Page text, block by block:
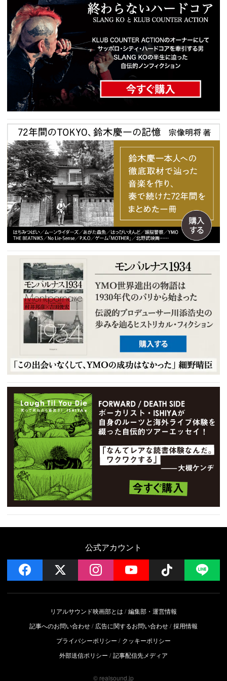
公式アカウント
facebook instagramYouTube Follow
リアルサウンド映画部とは
編集部・運営情報
記事へのお問い合わせ
広告に関するお問い合わせ 採用情報
プライバシーポリシー
クッキーポリシー
外部送信ポリシー
記事配信先メディア
© realsound.jp